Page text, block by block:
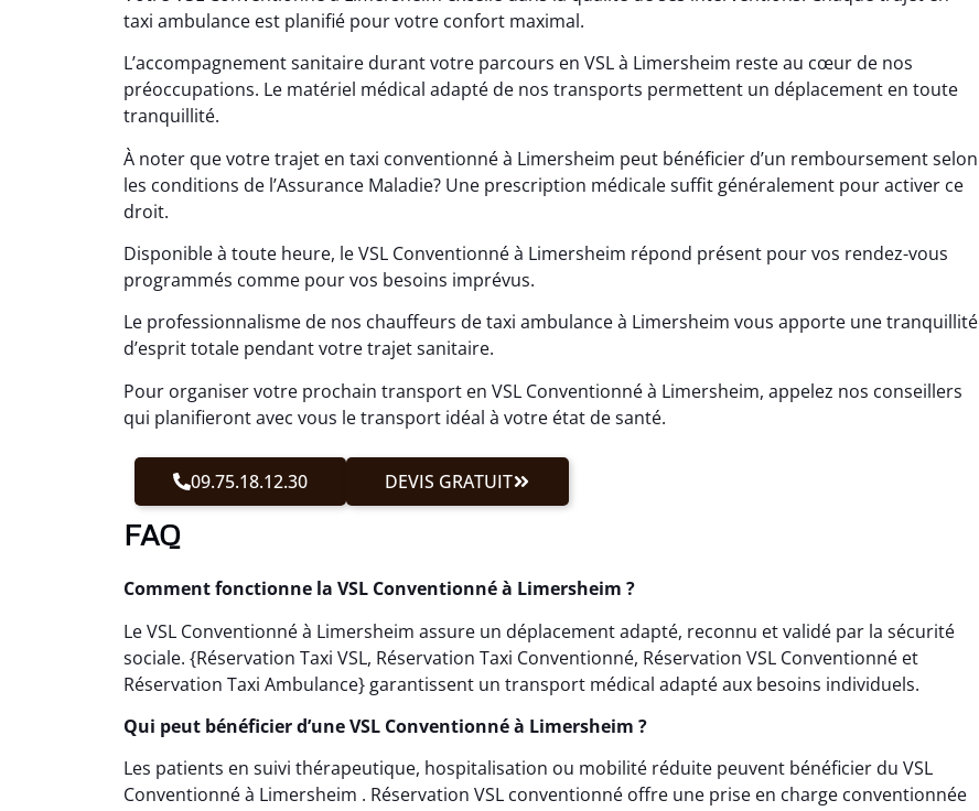
taxi ambulance est planifié pour votre confort maximal.
L’accompagnement sanitaire durant votre parcours en VSL à Limersheim reste au cœur de nos
préoccupations. Le matériel médical adapté de nos transports permettent un déplacement en toute
tranquillité.
À noter que votre trajet en taxi conventionné à Limersheim peut bénéficier d’un remboursement selon
les conditions de l’Assurance Maladie? Une prescription médicale suffit généralement pour activer ce
droit.
Disponible à toute heure, le VSL Conventionné à Limersheim répond présent pour vos rendez-vous
programmés comme pour vos besoins imprévus.
Le professionnalisme de nos chauffeurs de taxi ambulance à Limersheim vous apporte une tranquillité
d’esprit totale pendant votre trajet sanitaire.
Pour organiser votre prochain transport en VSL Conventionné à Limersheim, appelez nos conseillers
qui planifieront avec vous le transport idéal à votre état de santé.
09.75.18.12.30 DEVIS GRATUIT
FAQ
Comment fonctionne la VSL Conventionné à Limersheim ?
Le VSL Conventionné à Limersheim assure un déplacement adapté, reconnu et validé par la sécurité
sociale. {Réservation Taxi VSL, Réservation Taxi Conventionné, Réservation VSL Conventionné et
Réservation Taxi Ambulance} garantissent un transport médical adapté aux besoins individuels.
Qui peut bénéficier d’une VSL Conventionné à Limersheim ?
Les patients en suivi thérapeutique, hospitalisation ou mobilité réduite peuvent bénéficier du VSL
Conventionné à Limersheim . Réservation VSL conventionné offre une prise en charge conventionnée